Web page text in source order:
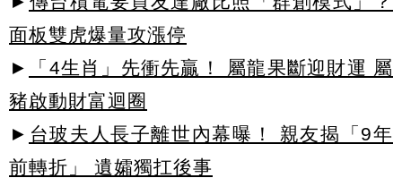
面板雙虎爆量攻漲停
►
「4生肖」先衝先贏！ 屬龍果斷迎財運 屬
豬啟動財富迴圈
► 台玻夫人長子離世內幕曝！ 親友揭「9年
前轉折」 遺孀獨扛後事